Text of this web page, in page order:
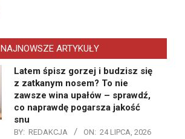
NAJNOWSZE ARTYKUŁY
Latem śpisz gorzej i budzisz się
z zatkanym nosem? To nie
zawsze wina upałów – sprawdź,
co naprawdę pogarsza jakość
snu
BY: REDAKCJA ON: 24 LIPCA, 2026